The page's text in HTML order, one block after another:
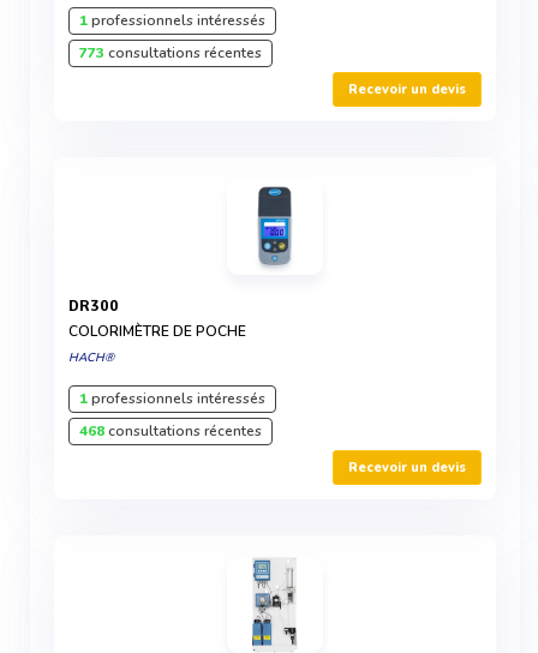
1professionnels intéressés
773 consultations récentes
Recevoir un devis
DR300
COLORIMÈTRE DE POCHE
HACH®
1professionnels intéressés
468consultations récentes
Recevoir un devis